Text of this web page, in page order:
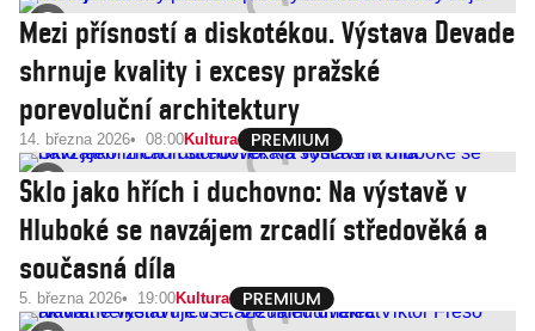
Mezi přísností a diskotékou. Výstava Devade
shrnuje kvality i excesy pražské
porevoluční architektury
14. března 2026 08:00Kultura
Sklo jako hřích i duchovno: Na výstavě v
Hluboké se navzájem zrcadlí středověká a
současná díla
5. března 2026 19:00Kultura